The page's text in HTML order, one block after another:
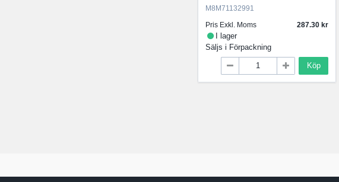
M8M71132991
Pris Exkl. Moms
287.30
I lager
Säljs i Förpackning
Köp